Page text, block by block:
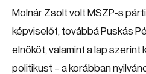
Molnár Zsolt volt MSZP-s
képviselőt, továbbá Puskás
elnököt, valamint a lap szerint
politikust – a korábban